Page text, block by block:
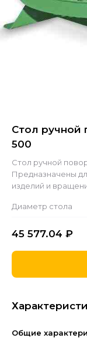
Стол ручной
500
Стол ручной
Предназначены
изделий и
Диаметр стола
45 577.04 ₽
Общие